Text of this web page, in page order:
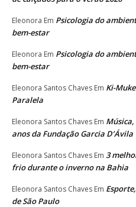
Eleonora Em Psicologia do
bem-estar
Eleonora Em Psicologia do
bem-estar
Eleonora Santos Chaves Em Ki-
Paralela
Eleonora Santos Chaves Em
anos da Fundação Garcia D’Ávila
Eleonora Santos Chaves Em 3
frio durante o inverno na Bahia
Eleonora Santos Chaves Em
de São Paulo